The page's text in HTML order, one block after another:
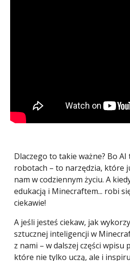
Dlaczego to takie ważne? Bo
robotach – to narzędzia, które
nam w codziennym życiu. A
edukacją i Minecraftem... robi
ciekawie!
A jeśli jesteś ciekaw, jak
sztucznej inteligencji w
z nami – w dalszej części wpisu
które nie tylko uczą, ale i